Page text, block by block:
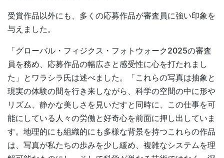
受賞作品以外にも、多くの応募作品が審査員に強い印象を
与えました。
「グローバル・フィジクス・フォトウォーク2025の審査
員を務め、応募作品の幅広さと感受性に心を打たれまし
た」とワラシラ氏は述べました。「これらの写真は抽象と
現実の体験の間を行き来しながら、科学の空間の中に形や
リズム、静かな美しさを見いだすと同時に、この仕事を可
能にしている人々の労働と好奇心を前面に押し出していま
す。地理的にも組織的にも多様な背景を持つこれらの作品
は、写真が私たちの歩みを少し緩め、複雑なシステムを理